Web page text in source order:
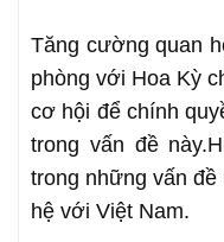
Tăng cường quan
phòng với Hoa Kỳ
cơ hội để chính
trong vấn đề
trong những vấn đề
hệ với Việt Nam.